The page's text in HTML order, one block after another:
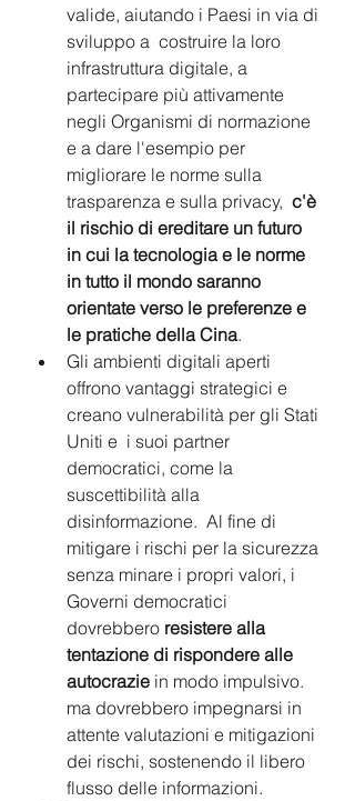
valide, aiutando i Paesi in via di
sviluppo a  costruire la loro
infrastruttura digitale, a
partecipare più attivamente
negli Organismi di normazione
e a dare l'esempio per
migliorare le norme sulla
trasparenza e sulla privacy, c'è
il rischio di ereditare un futuro
in cui la tecnologia e le norme
in tutto il mondo saranno
orientate verso le preferenze e
le pratiche della Cina.
Gli ambienti digitali aperti
offrono vantaggi strategici e
creano vulnerabilità per gli Stati
Uniti e  i suoi partner
democratici, come la
suscettibilità alla
disinformazione.  Al fine di
mitigare i rischi per la sicurezza
senza minare i propri valori, i
Governi democratici
dovrebbero resistere alla
tentazione di rispondere alle
autocrazie in modo impulsivo.
ma dovrebbero impegnarsi in
attente valutazioni e mitigazioni
dei rischi, sostenendo il libero
flusso delle informazioni.